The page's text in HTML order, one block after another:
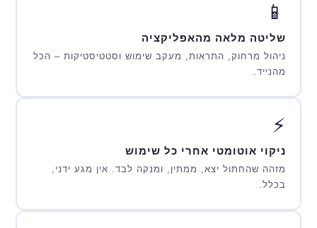
📱
שליטה מלאה מהאפליקציה
ניהול מרחוק, התראות, מעקב שימוש וסטטיסטיקות – הכל
מהנייד.
⚡
ניקוי אוטומטי אחרי כל שימוש
מזהה שהחתול יצא, ממתין, ומנקה לבד. אין מגע ידני,
בכלל.